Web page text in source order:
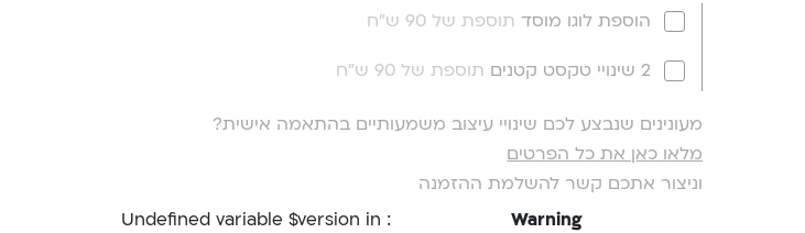
הוספת לוגו מוסד תוספת של 90 ש"ח
2 שינויי טקסט קטנים תוספת של 90 ש"ח
מעונינים שנבצע לכם שינויי עיצוב משמעותיים בהתאמה אישית?
מלאו כאן את כל הפרטים
וניצור אתכם קשר להשלמת ההזמנה
Warning
: Undefined variable $version in